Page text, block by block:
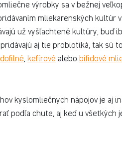
výrobky sa v bežnej
mliekarenských kultúr
už vyšľachtené kultúry, buď
aj tie probiotiká, tak sú
kefírové alebo bifidové
kyslomliečnych nápojov je aj
podľa chute, aj keď u všetkých